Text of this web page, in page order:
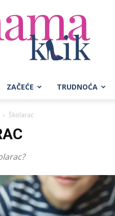
Mama
ZAČEĆE TRUDNOĆA
Školarac